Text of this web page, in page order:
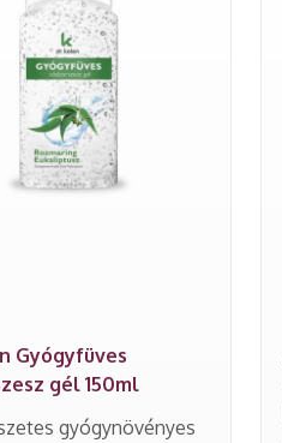
Gyógyfüves
gél 150ml
gyógynövényes